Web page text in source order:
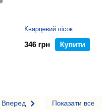
Кварцевий пісок
346 грн Купити
Вперед Показати все